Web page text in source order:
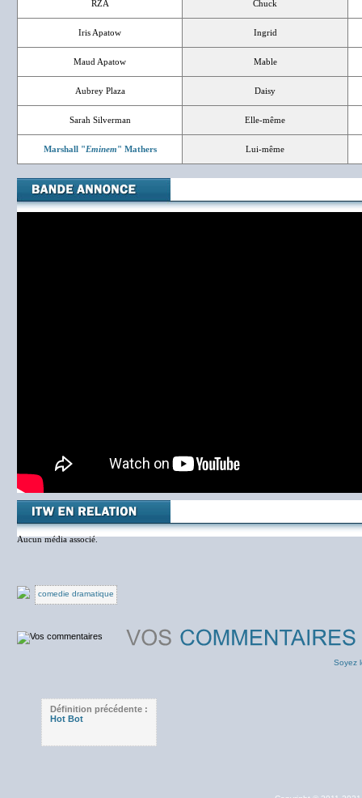
RZA Chuck
Iris Apatow Ingrid
Maud Apatow Mable
Aubrey Plaza Daisy
Sarah Silverman Elle-même
Marshall "Eminem" Mathers Lui-même
Aucun média associé.
comedie dramatique
Soyez
Définition précédente :
Hot Bot